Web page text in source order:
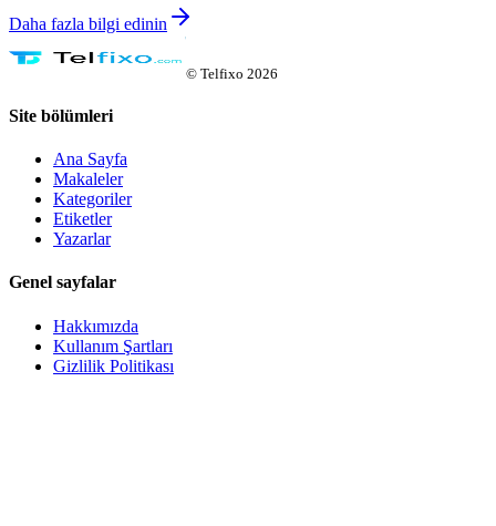
Daha fazla bilgi edinin
© Telfixo 2026
Site bölümleri
Ana Sayfa
Makaleler
Kategoriler
Etiketler
Yazarlar
Genel sayfalar
Hakkımızda
Kullanım Şartları
Gizlilik Politikası